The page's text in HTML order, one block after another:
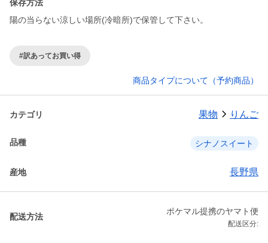
保存方法
陽の当らない涼しい場所(冷暗所)で保管して下さい。
#訳あってお買い得
商品タイプについて（予約商品）
カテゴリ 果物 りんご
品種 シナノスイート
産地 長野県
配送方法
ポケマル提携のヤマト便
配送区分: